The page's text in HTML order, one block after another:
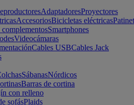
AdaptadoresProyectores
AccesoriosBicicletas eléctricas
Smartphones
Videocámaras
Cables USBCables Jack
SábanasNórdicos
Barras de cortina
con relleno
sofásPlaids